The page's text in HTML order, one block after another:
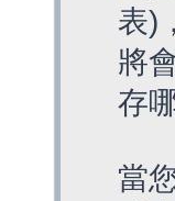
表)
將
存
當